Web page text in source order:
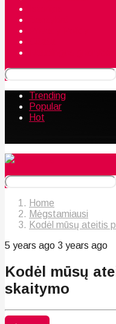
Trending
Popular
Hot
Home
Mėgstamiausi
Kodėl mūsų ateitis
5 years ago 3 years ago
Kodėl mūsų
skaitymo